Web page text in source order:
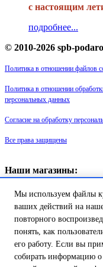
с настоящим
подробнее...
© 2010-2026 spb-
Политика в отношении файлов
Политика в отношении
персональных данных
Согласие на обработку
Все права защищены
Наши магазины:
ДК им. Крупской, 1 этаж зал
Магазин «Сувенир
16/2
Товар
Мы используем файлы
ваших действий на
повторного
понять, как
его работу. Если вы
собирать информацию о